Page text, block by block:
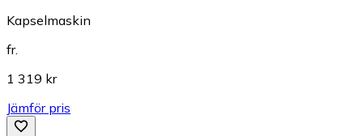
Kapselmaskin
fr.
1 319 kr
Jämför pris